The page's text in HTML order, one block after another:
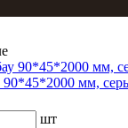
мм,
шт